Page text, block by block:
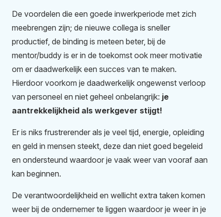
De voordelen die een goede inwerkperiode met zich
meebrengen zijn; de nieuwe collega is sneller
productief, de binding is meteen beter, bij de
mentor/buddy is er in de toekomst ook meer motivatie
om er daadwerkelijk een succes van te maken.
Hierdoor voorkom je daadwerkelijk ongewenst verloop
van personeel en niet geheel onbelangrijk: je
aantrekkelijkheid als werkgever stijgt!
Er is niks frustrerender als je veel tijd, energie, opleiding
en geld in mensen steekt, deze dan niet goed begeleid
en ondersteund waardoor je vaak weer van vooraf aan
kan beginnen.
De verantwoordelijkheid en wellicht extra taken komen
weer bij de ondernemer te liggen waardoor je weer in je